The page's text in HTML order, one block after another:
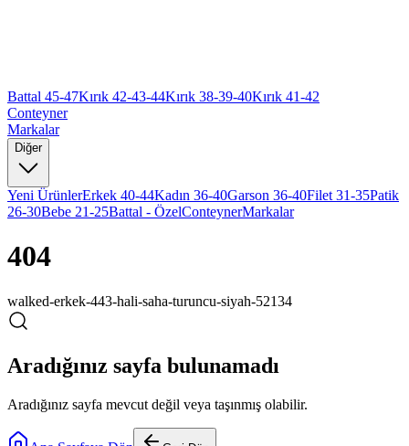
Battal 45-47Kırık 42-43-44Kırık 38-39-40Kırık 41-42
Conteyner
Markalar
Diğer
Yeni ÜrünlerErkek 40-44Kadın 36-40Garson 36-40Filet 31-35Patik
26-30Bebe 21-25Battal - ÖzelConteynerMarkalar
404
walked-erkek-443-hali-saha-turuncu-siyah-52134
Aradığınız sayfa bulunamadı
Aradığınız sayfa mevcut değil veya taşınmış olabilir.